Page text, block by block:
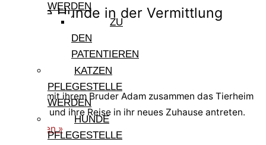
WERDEN
ZU
DEN
PATENTIEREN
KATZEN
PFLEGESTELLE
WERDEN
HUNDE
PFLEGESTELLE
Andere Hunde in der Vermittlung
Eva kann mit ihrem Bruder Adam zusammen das Tierheim
verlassen und ihre Reise in ihr neues Zuhause antreten.
weiterlesen »